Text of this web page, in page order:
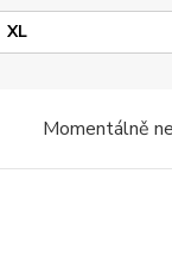
Momentálně